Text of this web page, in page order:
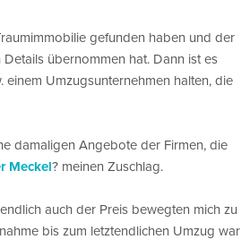
gefunden haben und der
übernommen hat. Dann ist es
Umzugsunternehmen halten, die
damaligen Angebote der Firmen, die
Meckel? meinen Zuschlag.
auch der Preis bewegten mich zu
bis zum letztendlichen Umzug war